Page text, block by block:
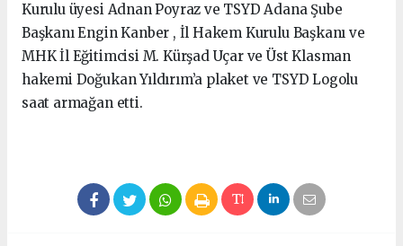
Kurulu üyesi Adnan Poyraz ve TSYD Adana Şube
Başkanı Engin Kanber , İl Hakem Kurulu Başkanı ve
MHK İl Eğitimcisi M. Kürşad Uçar ve Üst Klasman
hakemi Doğukan Yıldırım’a plaket ve TSYD Logolu
saat armağan etti.